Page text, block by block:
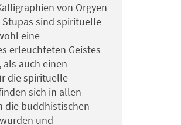
von Orgyen
Stupas sind spirituelle
eine
erleuchteten Geistes
auch einen
die spirituelle
sich in allen
die buddhistischen
und